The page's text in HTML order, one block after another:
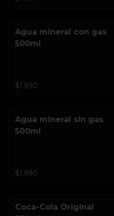
Agua mineral con gas
500ml
$1.990
Agua mineral sin gas
500ml
$1.990
Coca-Cola Original